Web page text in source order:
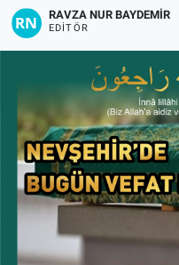
RAVZA NUR BAYDEMIR
EDITÖR
Yaşam
VEFATLAR